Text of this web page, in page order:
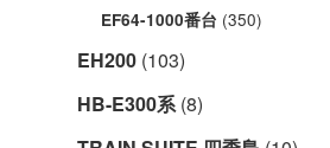
EF64-1000番台 (350)
EH200 (103)
HB-E300系(8)